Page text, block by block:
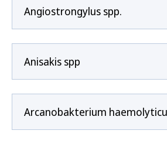
Angiostrongylus spp.
Anisakis spp
Arcanobakterium